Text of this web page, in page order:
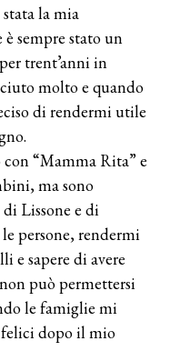
la mia
sempre stato un
trent’anni in
molto e quando
di rendermi utile
“Mamma Rita” e
ma sono
Lissone e di
persone, rendermi
e sapere di avere
può permettersi
le famiglie mi
felici dopo il mio